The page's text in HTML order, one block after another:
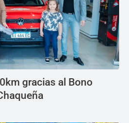
gracias al Bono